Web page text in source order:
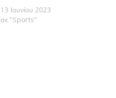
13 Ιουνίου 2023
σε "Sports"